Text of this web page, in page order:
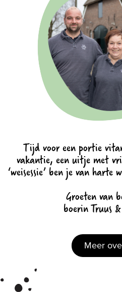
Tijd voor een portie
vakantie, een uitje met
‘weisessie’ ben je van
Groeten van
boerin Truus
Meer